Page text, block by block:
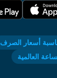
أسعار الصرف
العالمية